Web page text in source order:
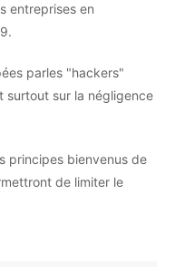
entreprises en
parles "hackers"
surtout sur la négligence
principes bienvenus de
de limiter le